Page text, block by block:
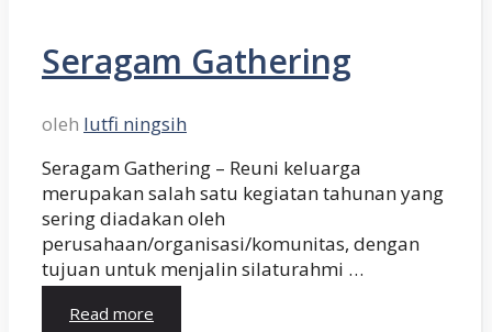
Seragam Gathering
oleh lutfi ningsih
Seragam Gathering – Reuni keluarga
merupakan salah satu kegiatan tahunan yang
sering diadakan oleh
perusahaan/organisasi/komunitas, dengan
tujuan untuk menjalin silaturahmi …
Read more